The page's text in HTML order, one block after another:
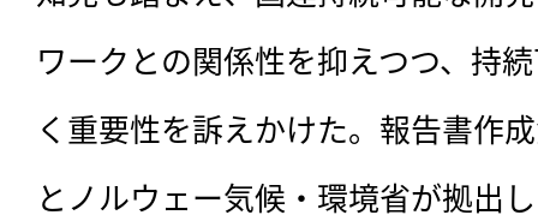
ワークとの関係性を抑えつつ、持
く重要性を訴えかけた。報告書作
とノルウェー気候・環境省が拠出